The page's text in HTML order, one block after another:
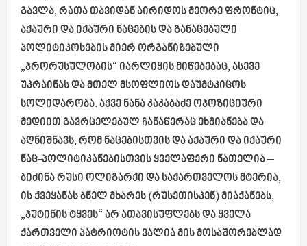
გავლა, რათა თავიდან აირიდოს მეორე ფრონტიც,
აქაური და იქაური ნაცების და განაცებული
პოლიტიკოსების მიერ ორგანიზებული
„პრორუსულობის“ იარლიყის მიწებებაც, ასევე
უკრაინას და მთელ მსოფლიოს დაუმტკიცოს
სოლიდარობა. აქვე ნანა კაკაბაძე ოპოზიციური
მედიით გავრცელებულ ჩანაწერაც ეხმიანება და
აღნიშნავს, რომ ნაცებისთვის და აქაური და იქაური
ნაც-პოლიტიკანებისთვის ყველაფერი ნათელია –
ბიძინა რუსი ოლიგარქი და საქართველოს მტერია,
ის ქვეყანას ბნელ მხარეს (რუსეთისკენ) მიაქანებს,
„პუტინის ტყვეს“ არ ათავისუფლებს და ყველა
ქართველი პატრიოტის ვალია მის მოსაშორებლად